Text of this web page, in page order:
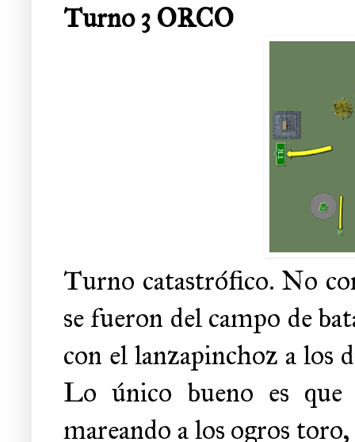
Turno 3 ORCO
Turno catastrófico. No
se fueron del campo de
con el lanzapinchoz a los
Lo único bueno es que
mareando a los ogros